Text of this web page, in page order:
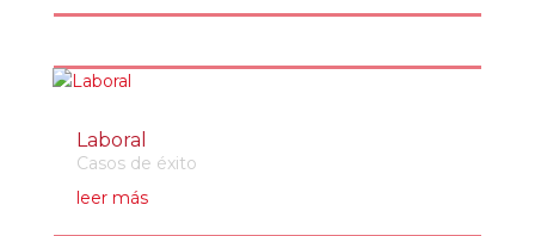
Laboral
Casos de éxito
leer más